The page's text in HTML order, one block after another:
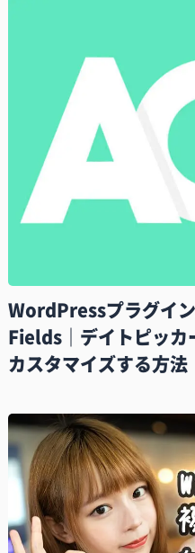
WordPressプラグイ
Fields｜デイトピッカ
カスタマイズする方法